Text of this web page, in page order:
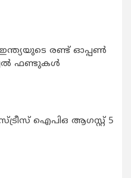
രണ്ട് ഓപ്പണ്‍
ഫണ്ടുകള്‍
ഐപിഒ ആഗസ്റ്റ് 5